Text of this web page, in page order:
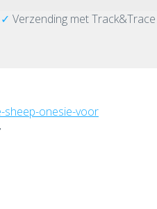
✓ Verzending met Track&Trace
sheep-onesie-voor